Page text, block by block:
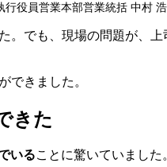
行役員営業本部営業統括 中村
でも、現場の問題が、
できました。
きた
いることに驚いていました